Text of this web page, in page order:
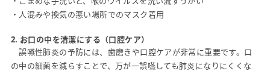
・人混みや換気の悪い場所でのマスク着用
2. お口の中を清潔にする（口腔ケア）
誤嚥性肺炎の予防には、歯磨きや口腔ケアが非常に重要です。口
の中の細菌を減らすことで、万が一誤嚥しても肺炎になりにくくな